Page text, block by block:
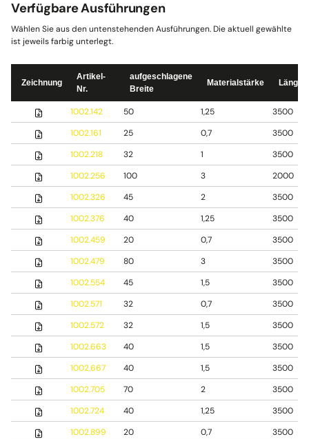
Verfügbare Ausführungen
Wählen Sie aus den untenstehenden Ausführungen. Die aktuell gewählte
ist jeweils farbig unterlegt.
Zeichnung
Artikel-
Nr.
aufgeschlagene
Breite
Materialstärke Länge
1002.142 50 1,25
3500
1002.161
25 0,7
3500
1002.218
32 1
3500
1002.256
100 3
2000
1002.326
45 2
3500
1002.376
40 1,25
3500
1002.459
20 0,7
3500
1002.479
80 3
3500
1002.554
45 1,5
3500
1002.571
32 0,7
3500
1002.572
32 1,5
3500
1002.663
40 1,5
3500
1002.667
40 1,5
3500
1002.705
70 2
3500
1002.724
40 1,25
3500
1002.899
20 0,7
3500